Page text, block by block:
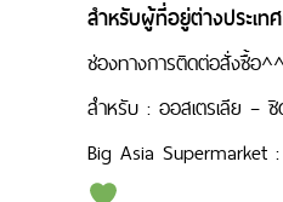
สำหรับผู้ที่อยู่ต่างประเ
ช่องทางการติดต่อสั่งซื้อ^^
สำหรับ : ออสเตรเลีย –
Big Asia Supermarket :